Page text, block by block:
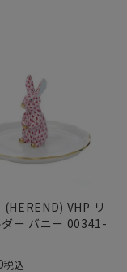
(HEREND) VHP リ
ー バニー 00341-
税込